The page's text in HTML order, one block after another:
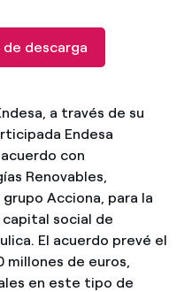
descarga
a través de su
Endesa
con
Renovables,
Acciona, para la
social de
El acuerdo prevé el
millones de euros,
en este tipo de